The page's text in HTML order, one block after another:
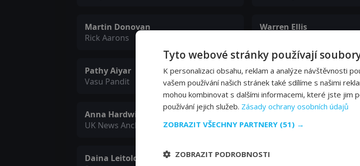
Martin Donovan
Rick Aarons
Warren Ellis
Pathy Aiyar
Vasu Pandit
Monique Alvarez
Jane Doe
Anna Hardwick
UK News Anchor
Melissa Hood
Meghan Lewis-O'Connor
Daina Leitold
Sarah-Jane Marquez-Hicks
Tyto webové stránky používají
K personalizaci obsahu, reklam a analýze návštěvnosti
vašem používání našich stránek také sdílíme s našimi
mohou kombinovat s dalšími informacemi, které jste jim
používání jejich služeb. Zásady ochrany osobních údajů
ZOBRAZIT VŠECHNY PARTNERY (51) →
ZOBRAZIT PODROBNOSTI